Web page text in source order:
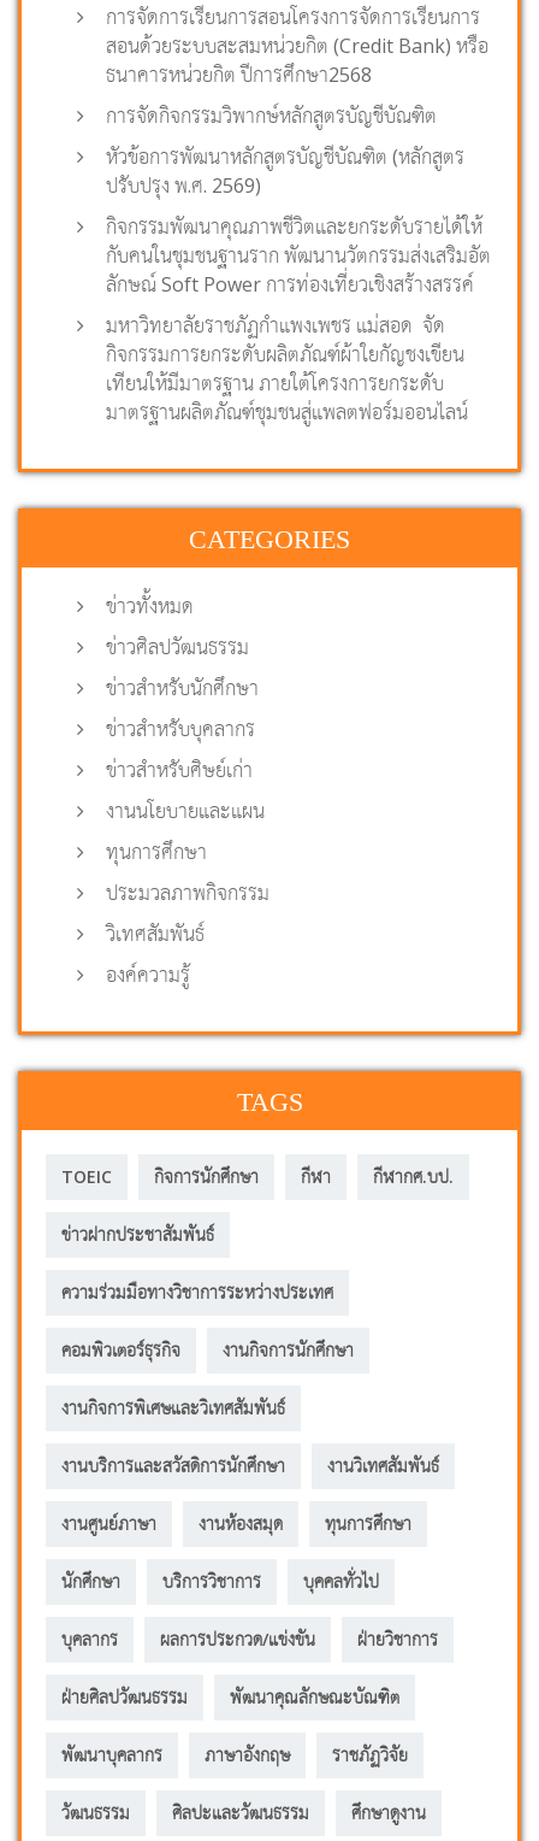
การจัดการเรียนการสอนโครงการจัดการเรียนการ
สอนด้วยระบบสะสมหน่วยกิต (Credit Bank) หรือ
ธนาคารหน่วยกิต ปีการศึกษา2568
การจัดกิจกรรมวิพากษ์หลักสูตรบัญชีบัณฑิต
หัวข้อการพัฒนาหลักสูตรบัญชีบัณฑิต (หลักสูตร
ปรับปรุง พ.ศ. 2569)
กิจกรรมพัฒนาคุณภาพชีวิตและยกระดับรายได้ให้
กับคนในชุมชนฐานราก พัฒนานวัตกรรมส่งเสริมอัต
ลักษณ์ Soft Power การท่องเที่ยวเชิงสร้างสรรค์
มหาวิทยาลัยราชภัฏกำแพงเพชร แม่สอด จัด
กิจกรรมการยกระดับผลิตภัณฑ์ผ้าใยกัญชงเขียน
เทียนให้มีมาตรฐาน ภายใต้โครงการยกระดับ
มาตรฐานผลิตภัณฑ์ชุมชนสู่แพลตฟอร์มออนไลน์
CATEGORIES
ข่าวทั้งหมด
ข่าวศิลปวัฒนธรรม
ข่าวสำหรับนักศึกษา
ข่าวสำหรับบุคลากร
ข่าวสำหรับศิษย์เก่า
งานนโยบายและแผน
ทุนการศึกษา
ประมวลภาพกิจกรรม
วิเทศสัมพันธ์
องค์ความรู้
TAGS
TOEIC กิจการนักศึกษา กีฬา กีฬากศ.บป.
ข่าวฝากประชาสัมพันธ์
ความร่วมมือทางวิชาการระหว่างประเทศ
คอมพิวเตอร์ธุรกิจ งานกิจการนักศึกษา
งานกิจการพิเศษและวิเทศสัมพันธ์
งานบริการและสวัสดิการนักศึกษา งานวิเทศสัมพันธ์
งานศูนย์ภาษา งานห้องสมุด ทุนการศึกษา
นักศึกษา บริการวิชาการ บุคคลทั่วไป
บุคลากร ผลการประกวด/แข่งขัน ฝ่ายวิชาการ
ฝ่ายศิลปวัฒนธรรม พัฒนาคุณลักษณะบัณฑิต
พัฒนาบุคลากร ภาษาอังกฤษ ราชภัฏวิจัย
วัฒนธรรม ศิลปะและวัฒนธรรม ศึกษาดูงาน